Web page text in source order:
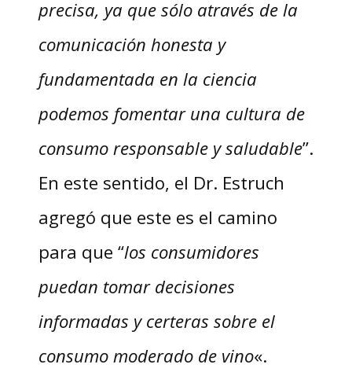
precisa, ya que sólo através de la
comunicación honesta y
fundamentada en la ciencia
podemos fomentar una cultura de
consumo responsable y saludable”.
En este sentido, el Dr. Estruch
agregó que este es el camino
para que “los consumidores
puedan tomar decisiones
informadas y certeras sobre el
consumo moderado de vino«.